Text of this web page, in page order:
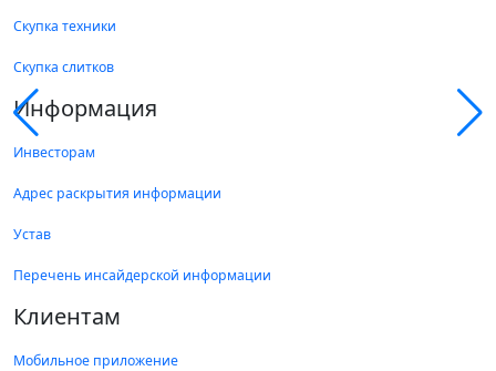
Скупка техники
Скупка слитков
Информация
Инвесторам
Адрес раскрытия информации
Устав
Перечень инсайдерской информации
Клиентам
Мобильное приложение